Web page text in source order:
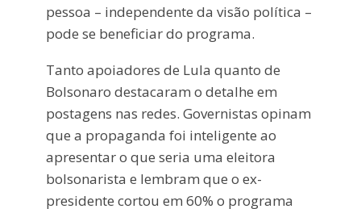
pessoa – independente da visão política –
pode se beneficiar do programa.
Tanto apoiadores de Lula quanto de
Bolsonaro destacaram o detalhe em
postagens nas redes. Governistas opinam
que a propaganda foi inteligente ao
apresentar o que seria uma eleitora
bolsonarista e lembram que o ex-
presidente cortou em 60% o programa